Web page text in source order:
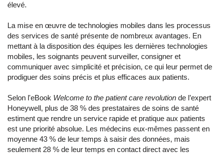
élevé.
La mise en œuvre de technologies mobiles dans les processus
des services de santé présente de nombreux avantages. En
mettant à la disposition des équipes les dernières technologies
mobiles, les soignants peuvent surveiller, consigner et
communiquer avec simplicité et précision, ce qui leur permet de
prodiguer des soins précis et plus efficaces aux patients.
Selon l'eBook Welcome to the patient care revolution de l’expert
Honeywell, plus de 38 % des prestataires de soins de santé
estiment que rendre un service rapide et pratique aux patients
est une priorité absolue. Les médecins eux-mêmes passent en
moyenne 43 % de leur temps à saisir des données, mais
seulement 28 % de leur temps en contact direct avec les